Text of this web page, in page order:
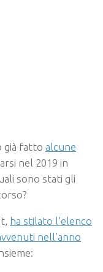
già fatto alcune
nel 2019 in
sono stati gli
ha stilato l’elenco
nell’anno